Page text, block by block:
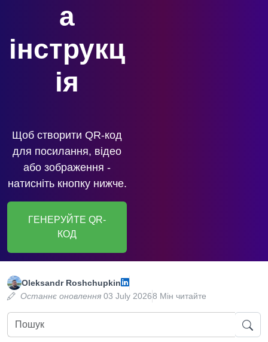
а
інструкц
ія
Щоб створити QR-код
для посилання, відео
або зображення -
натисніть кнопку нижче.
ГЕНЕРУЙТЕ QR-
КОД
Oleksandr Roshchupkin
Останнє оновлення 03 July 20268 Мін читайте